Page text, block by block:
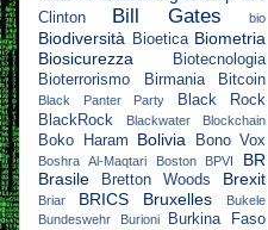
Clinton
Bill Gates bio
Biodiversità Bioetica Biometria
Biosicurezza
Biotecnologia
Bioterrorismo
Birmania Bitcoin
Black Panter Party
Black Rock
BlackRock
Blackwater Blockchain
Boko Haram Bolivia Bono Vox
Boshra Al-Maqtari Boston BPVI
BR
Brasile
Bretton Woods Brexit
Briar BRICS Bruxelles
Bukele
Bundeswehr
Burioni
Burkina Faso